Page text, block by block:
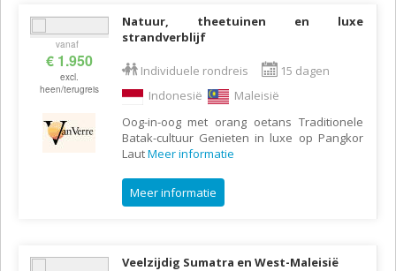
vanaf
€ 1.950
excl.
heen/terugreis
Natuur, theetuinen en luxe
strandverblijf
Individuele rondreis
15 dagen
Indonesië
Maleisië
Oog-in-oog met orang oetans Traditionele
Batak-cultuur Genieten in luxe op Pangkor
LautMeer informatie
Meer informatie
Veelzijdig Sumatra en West-Maleisië